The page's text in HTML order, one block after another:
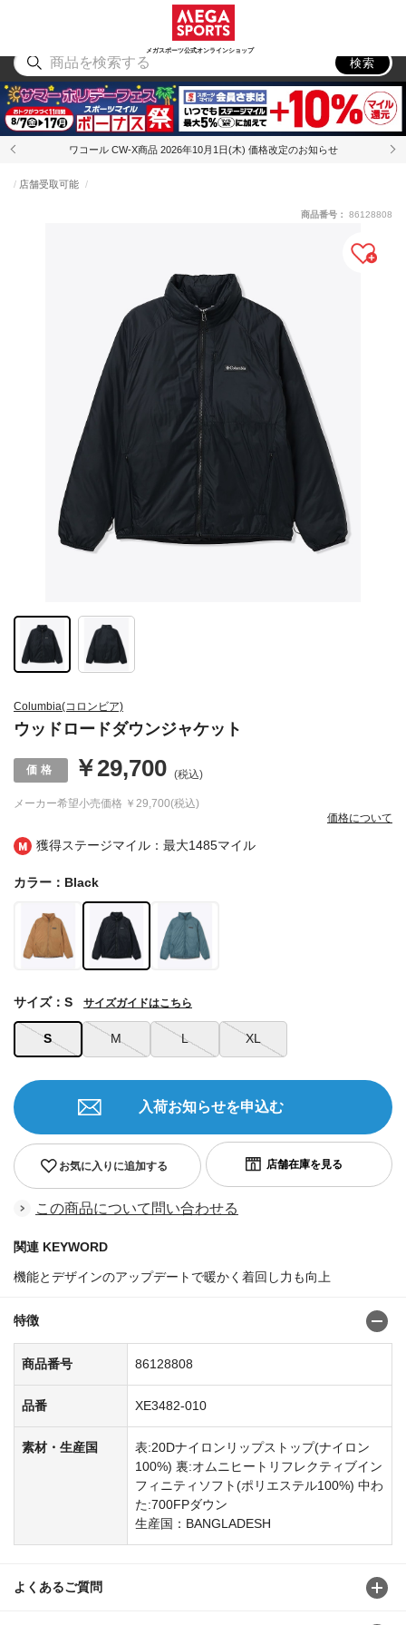
メガスポーツ公式オンラインショップ
アウトドア
検索
ワコール CW-X商品 2026年10月1日(木) 価格改定のお知らせ
獲得ステージマイル：最大1485マイル
Columbia(コロンビア)
ウッドロードダウンジャケット
店舗受取可能
メーカー希望小売価格 ￥29,700(税込)
￥29,700 (税込)
価格について
商品番号： 86128808
カラー：Black
S M L XL
サイズ：S サイズガイドはこちら
お気に入りに追加する
入荷お知らせを申込む
この商品について問い合わせる
関連 KEYWORD
機能とデザインのアップデートで暖かく着回し力も向上
特徴
商品番号 86128808
品番 XE3482-010
素材・生産国
表:20Dナイロンリップストップ(ナイロン
100%) 裏:オムニヒートリフレクティブイン
フィニティソフト(ポリエステル100%) 中わ
た:700FPダウン
生産国：BANGLADESH
よくあるご質問